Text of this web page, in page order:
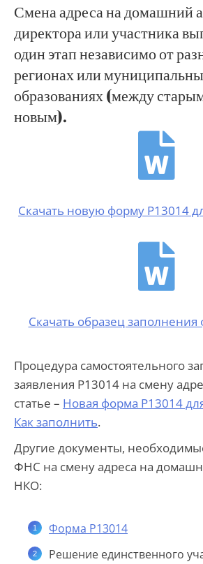
Смена адреса на домашний
директора или участника
один этап независимо от
регионах или
образованиях (между
новым).
Скачать новую форму Р13014
Скачать образец
Процедура самостоятельного
заявления Р13014 на смену
статье – Новая форма Р13014
Как заполнить.
Другие документы,
ФНС на смену адреса на
НКО:
Форма Р13014
Решение единственного